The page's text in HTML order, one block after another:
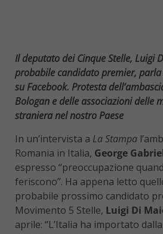
Il deputato dei Cinque Stelle, Luigi
probabile candidato premier,
su Facebook. Protesta
Bologan e delle associazioni delle
straniera nel nostro Paese
In un’intervista a La Stampa
Romania in Italia, George
espresso “preoccupazione
feriscono”. Ha appena letto
probabile prossimo candidato
Movimento 5 Stelle, Luigi Di
aprile: “L’Italia ha importato